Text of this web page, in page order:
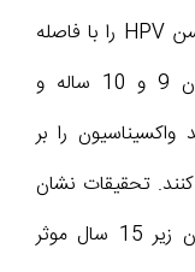
همه کودکان 11 و 12 ساله دو دوز واکسن HPV را با فاصله
حداقل شش ماه دریافت کنند. نوجوانان 9 و 10 ساله و
توانند واکسیناسیون را بر
تحقیقات نشان
داده است که برنامه دو دوز برای کودکان زیر 15 سال موثر